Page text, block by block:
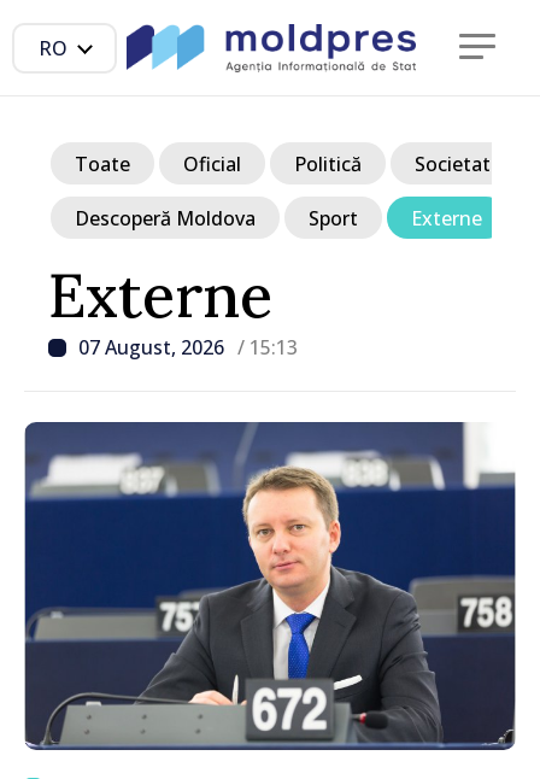
RO
Externe
07 August, 2026 / 15:13
Toate Oficial Politică Societate
Descoperă Moldova Sport Externe